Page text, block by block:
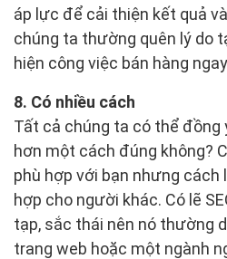
áp lực để cải thiện kết quả
chúng ta thường quên lý do
hiện công việc bán hàng
8. Có nhiều cách
Tất cả chúng ta có thể đồng
hơn một cách đúng không?
phù hợp với bạn nhưng cách
hợp cho người khác. Có lẽ
tạp, sắc thái nên nó thường
trang web hoặc một ngành